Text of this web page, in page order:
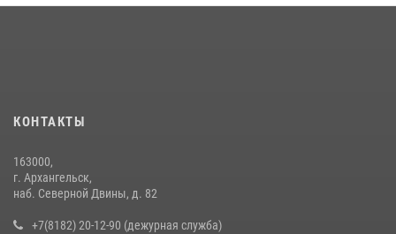
КОНТАКТЫ
163000,
г. Архангельск,
наб. Северной Двины, д. 82
+7(8182) 20-12-90 (дежурная служба)